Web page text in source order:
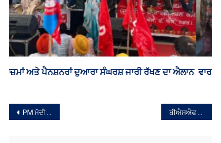
ਵਾਰਡ ਨੰਬਰ 41 ਦੇ ਪਿੰਡ ਸੰਭਾਲਕੀ ਅਤੇ ਨਾਨੂੰ ਮਾਜਰਾ ਦੇ ਲੋਕਾਂ ਨਾਲ
ਸੰਪਾਦਨਾ
PM ਮੋਦੀ ਵੱਲੋਂ ਭਾਰਤ ਦੀ ਪਹਿਲੀ ਅੰਡਰਵਾਟਰ ਮੈਟਰੋ ਦਾ ਉਦਘਾਟਨ